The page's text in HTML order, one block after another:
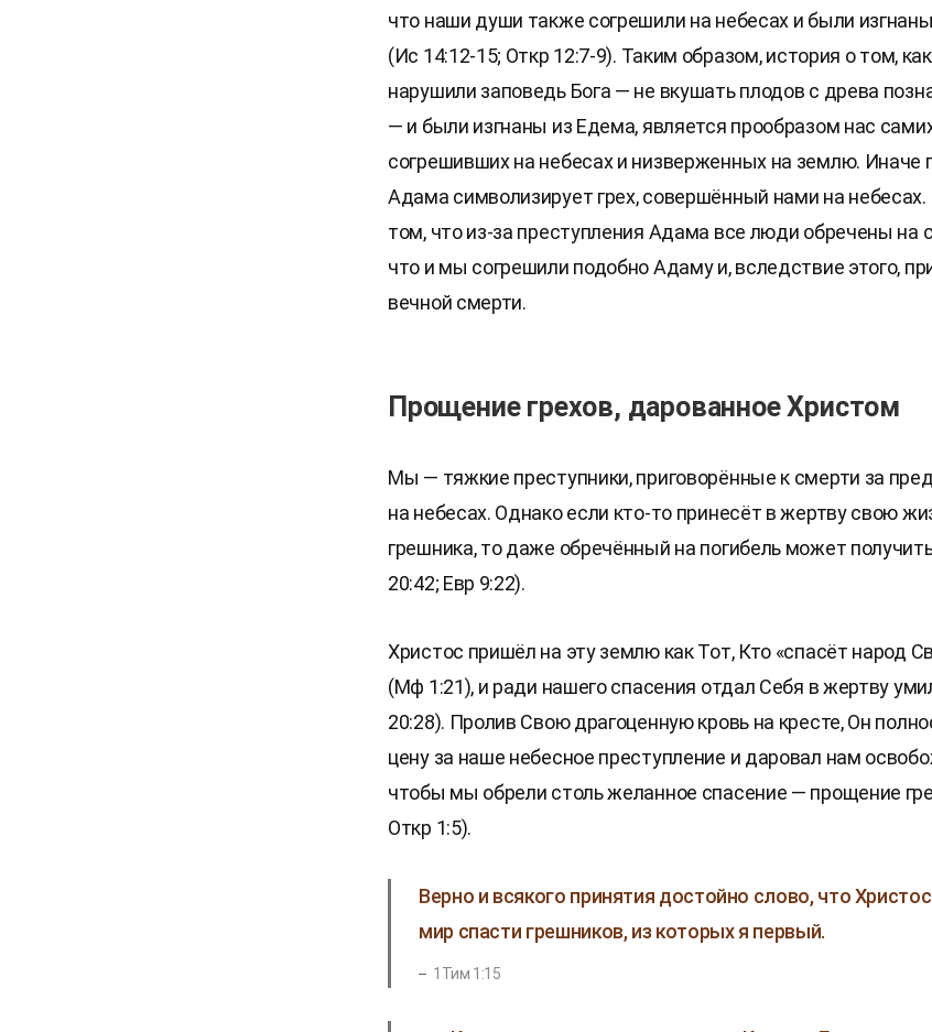
что наши души также согрешили на небесах и были
(Ис 14:12-15; Откр 12:7-9). Таким образом, история о том,
нарушили заповедь Бога — не вкушать плодов с древа
— и были изгнаны из Едема, является прообразом нас
согрешивших на небесах и низверженных на землю. Иначе
Адама символизирует грех, совершённый нами на
том, что из-за преступления Адама все люди обречены на
что и мы согрешили подобно Адаму и, вследствие этого,
вечной смерти.
Прощение грехов, дарованное Христом
Мы — тяжкие преступники, приговорённые к смерти за
на небесах. Однако если кто-то принесёт в жертву свою
грешника, то даже обречённый на погибель может
20:42; Евр 9:22).
Христос пришёл на эту землю как Тот, Кто «спасёт народ
(Мф 1:21), и ради нашего спасения отдал Себя в жертву
20:28). Пролив Свою драгоценную кровь на кресте, Он
цену за наше небесное преступление и даровал нам
чтобы мы обрели столь желанное спасение — прощение
Откр 1:5).
Верно и всякого принятия достойно слово, что
мир спасти грешников, из которых я первый.
1Тим 1:15